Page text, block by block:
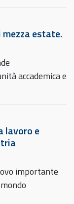
estate.
accademica e
lavoro e
importante